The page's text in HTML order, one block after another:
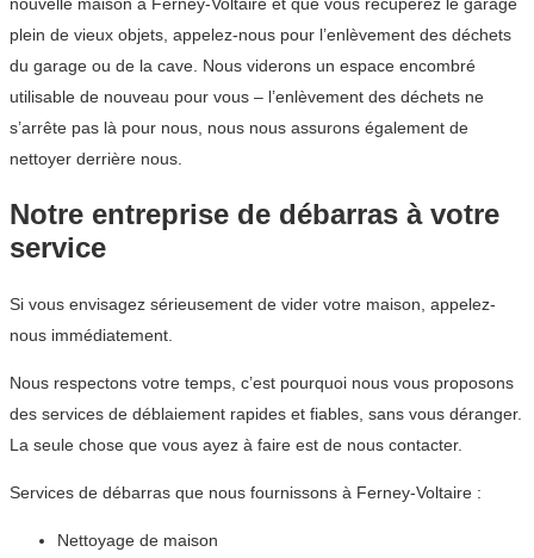
plein de vieux objets, appelez-nous pour l’enlèvement des déchets
du garage ou de la cave. Nous viderons un espace encombré
utilisable de nouveau pour vous – l’enlèvement des déchets ne
s’arrête pas là pour nous, nous nous assurons également de
nettoyer derrière nous.
Notre entreprise de débarras à votre
service
Si vous envisagez sérieusement de vider votre maison, appelez-
nous immédiatement.
Nous respectons votre temps, c’est pourquoi nous vous proposons
des services de déblaiement rapides et fiables, sans vous déranger.
La seule chose que vous ayez à faire est de nous contacter.
Services de débarras que nous fournissons à Ferney-Voltaire :
Nettoyage de maison